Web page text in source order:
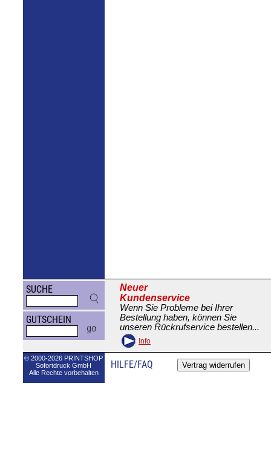
SUCHE
GUTSCHEIN
Neuer
Kundenservice
Wenn Sie Probleme bei Ihrer
Bestellung haben, können Sie
unseren Rückrufservice bestellen...
Info
© 2000-2026 PRINTSHOP
Sofortdruck GmbH
Alle Rechte vorbehalten
HILFE/FAQ